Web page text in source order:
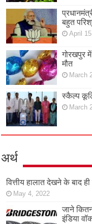
बहुत
April
गोरखपुर
मौत
March
स्कैल्प
March
अर्थ
वित्तीय हालात देखने के बाद
May 4, 2022
जाने
इंडिया